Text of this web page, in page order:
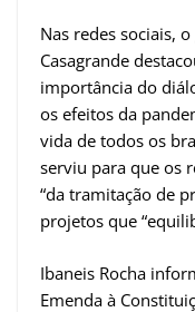
Nas redes sociais,
Casagrande
importância do
os efeitos da
vida de todos os
serviu para que os
“da tramitação de
projetos que
Ibaneis Rocha
Emenda à